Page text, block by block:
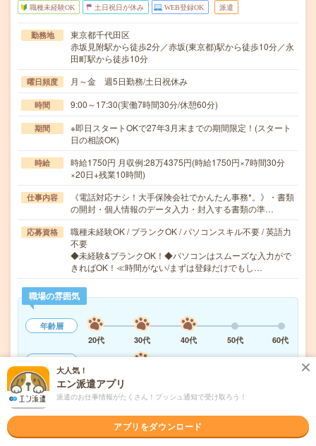
職種未経験OK 土日祝日が休み WEB登録OK 派遣
勤務地
東京都千代田区
赤坂見附駅から徒歩2分／赤坂(東京都)駅から徒歩10分／永
田町駅から徒歩10分
曜日頻度 月～金 週5日勤務/土日祝休み
時間 9:00～17:30(実働7時間30分/休憩60分)
期間
※即日スタートOKで27年3月末までの期間限定！(スタート
日の相談OK)
時給
時給1750円 月収例:28万4375円(時給1750円×7時間30分
×20日+残業10時間)
仕事内容
《電話対応ナシ！大手保険会社でかんたん事務*。》・書類
の開封・個人情報のデータ入力・封入する書類の準…
応募資格
職種未経験OK / ブランクOK / パソコンスキル不要 / 英語力
不要
◆未経験&ブランクOK！◆パソコンはスムーズな入力がで
きればOK！≪時間がない/まずは登録だけでもし…
職場の雰囲気
年齢層
20代
30代 40代 50代
60代
もっと見る
気になる! 応募へ進む 詳しく見る
大人気！
エン派遣アプリ
派遣のお仕事情報がたくさん！プッシュ通知で受け取ろう！
アプリをダウンロード